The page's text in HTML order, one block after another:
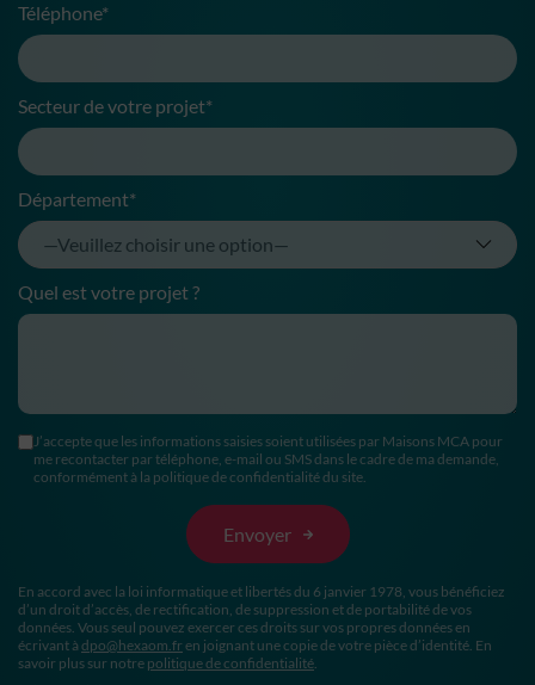
Téléphone*
Secteur de votre projet*
Département*
Quel est votre projet ?
J’accepte que les informations saisies soient utilisées par Maisons MCA pour
me recontacter par téléphone, e-mail ou SMS dans le cadre de ma demande,
conformément à la politique de confidentialité du site.
En accord avec la loi informatique et libertés du 6 janvier 1978, vous bénéficiez
d’un droit d’accès, de rectification, de suppression et de portabilité de vos
données. Vous seul pouvez exercer ces droits sur vos propres données en
écrivant à dpo@hexaom.fr en joignant une copie de votre pièce d’identité. En
savoir plus sur notre politique de confidentialité.